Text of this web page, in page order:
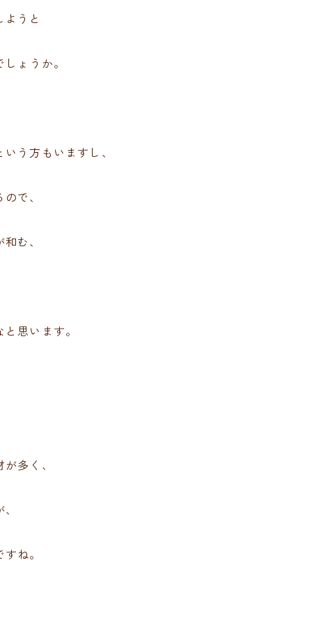
うと
ょうか。
う方もいますし、
で、
む、
思います。
多く、
ね。